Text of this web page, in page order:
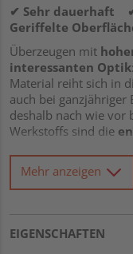
✔ Sehr dauerhaft
Geriffelte
Überzeugen mit
interessanten Optik:
Material reiht sich in
auch bei
deshalb nach wie vor
Werkstoffs sind die
bei Kauf
verlegefertig
gewünscht sein, so
Notwendigkeit einer
Effektvolle
Mehr anzeigen
EIGENSCHAFTEN